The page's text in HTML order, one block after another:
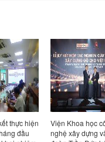
thực hiện
đầu
Viện Khoa học
nghệ xây dựng